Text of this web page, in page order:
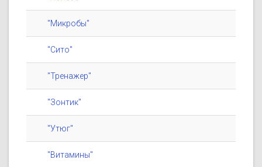
"Микробы"
"Сито"
"Тренажер"
"Зонтик"
"Утюг"
"Витамины"